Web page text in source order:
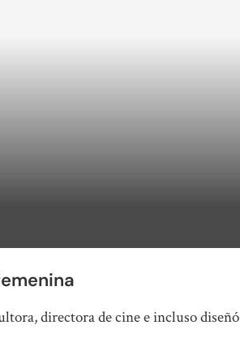
directora de cine e incluso diseñó